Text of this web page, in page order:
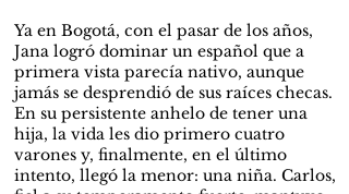
Ya en Bogotá, con el pasar de los años,
Jana logró dominar un español que a
primera vista parecía nativo, aunque
jamás se desprendió de sus raíces checas.
En su persistente anhelo de tener una
hija, la vida les dio primero cuatro
varones y, finalmente, en el último
intento, llegó la menor: una niña. Carlos,